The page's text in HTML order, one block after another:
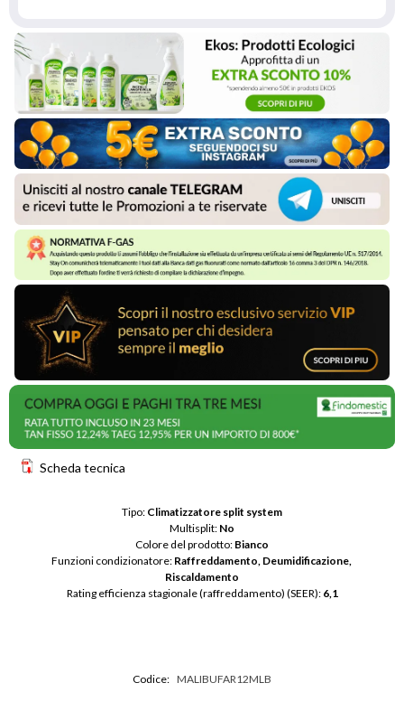
Scheda tecnica
Tipo: Climatizzatore split system
Multisplit: No
Colore del prodotto: Bianco
Funzioni condizionatore: Raffreddamento, Deumidificazione,
Riscaldamento
Rating efficienza stagionale (raffreddamento) (SEER): 6,1
Codice: MALIBUFAR12MLB